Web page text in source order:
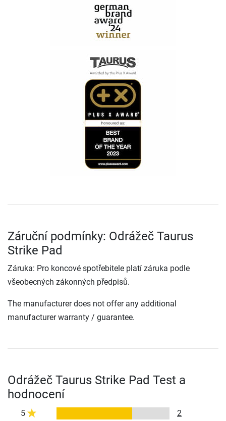
Záruční podmínky: Odrážeč Taurus
Strike Pad
Záruka: Pro koncové spotřebitele platí záruka podle
všeobecných zákonných předpisů.
The manufacturer does not offer any additional
manufacturer warranty / guarantee.
Odrážeč Taurus Strike Pad Test a
hodnocení
5 2